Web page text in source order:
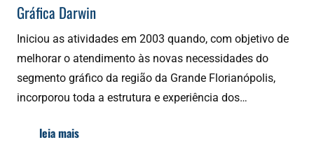
Gráfica Darwin
Iniciou as atividades em 2003 quando, com objetivo de
melhorar o atendimento às novas necessidades do
segmento gráfico da região da Grande Florianópolis,
incorporou toda a estrutura e experiência dos…
leia mais